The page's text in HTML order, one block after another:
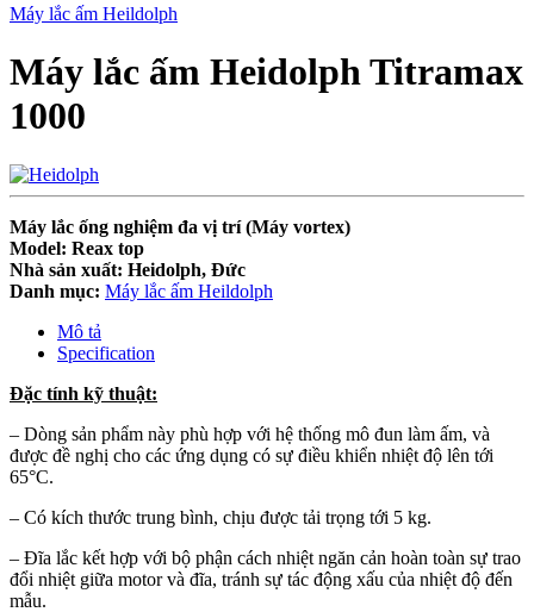
Máy lắc ấm Heildolph
Máy lắc ấm Heidolph Titramax
1000
Máy lắc ống nghiệm đa vị trí (Máy vortex)
Model: Reax top
Nhà sản xuất: Heidolph, Đức
Danh mục: Máy lắc ấm Heildolph
Mô tả
Specification
Đặc tính kỹ thuật:
– Dòng sản phẩm này phù hợp với hệ thống mô đun làm ấm, và
được đề nghị cho các ứng dụng có sự điều khiển nhiệt độ lên tới
65°C.
– Có kích thước trung bình, chịu được tải trọng tới 5 kg.
– Đĩa lắc kết hợp với bộ phận cách nhiệt ngăn cản hoàn toàn sự trao
đổi nhiệt giữa motor và đĩa, tránh sự tác động xấu của nhiệt độ đến
mẫu.